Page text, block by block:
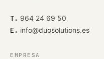
T. 964 24 69 50
E. info@duosolutions.es
EMPRESA